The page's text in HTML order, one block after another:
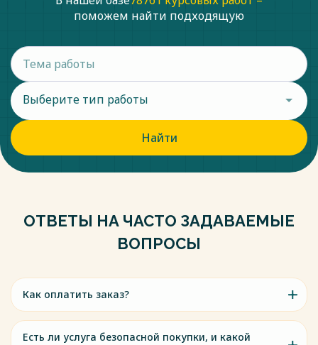
16. Выготский, В. С. Вопросы детской психологии [Текст]:
монография / В. С. Выготский – М.: Союз, 2006. – 183 с.
обучения русскому языку в зарубежных школах [Текст] / М.
Н. Вятютнев // Русский язык за рубежом. – 1977. – № 6. – С.
38–45.
Весь текст будет доступен
поможем найти подходящую
Выберите тип работы
Найти
ОТВЕТЫ НА ЧАСТО ЗАДАВАЕМЫЕ
ВОПРОСЫ
Как оплатить заказ?
Есть ли услуга безопасной покупки, и какой